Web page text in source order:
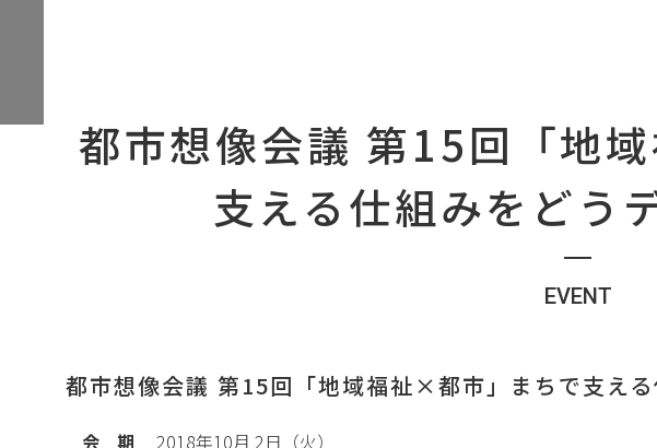
都市想像会議 第15回「地
支える仕組みをどう
EVENT
都市想像会議 第15回「地域福祉×都市」 まちで支え
会 期
2018年10月 2日（火）